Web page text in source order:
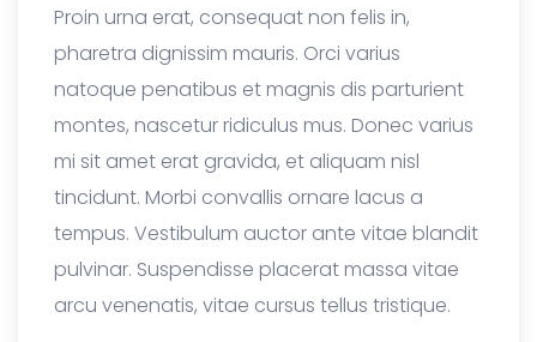
Proin urna erat, consequat non felis in,
pharetra dignissim mauris. Orci varius
natoque penatibus et magnis dis parturient
montes, nascetur ridiculus mus. Donec varius
mi sit amet erat gravida, et aliquam nisl
tincidunt. Morbi convallis ornare lacus a
tempus. Vestibulum auctor ante vitae blandit
pulvinar. Suspendisse placerat massa vitae
arcu venenatis, vitae cursus tellus tristique.